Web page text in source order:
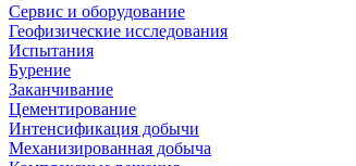
Сервис и оборудование
Геофизические исследования
Испытания
Бурение
Заканчивание
Цементирование
Интенсификация добычи
Механизированная добыча